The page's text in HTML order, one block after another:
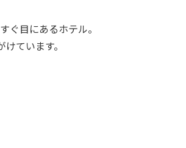
ぐ目にあるホテル。
ています。